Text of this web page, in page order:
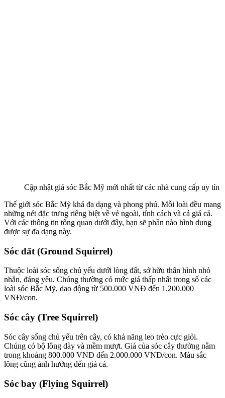
Cập nhật giá sóc Bắc Mỹ mới nhất từ các nhà cung cấp uy tín
Thế giới sóc Bắc Mỹ khá đa dạng và phong phú. Mỗi loài đều mang
những nét đặc trưng riêng biệt về vẻ ngoài, tính cách và cả giá cả.
Với các thông tin tổng quan dưới đây, bạn sẽ phần nào hình dung
được sự đa dạng này.
Sóc đất (Ground Squirrel)
Thuộc loài sóc sống chủ yếu dưới lòng đất, sở hữu thân hình nhỏ
nhắn, đáng yêu. Chúng thường có mức giá thấp nhất trong số các
loài sóc Bắc Mỹ, dao động từ 500.000 VNĐ đến 1.200.000
VNĐ/con.
Sóc cây (Tree Squirrel)
Sóc cây sống chủ yếu trên cây, có khả năng leo trèo cực giỏi.
Chúng có bộ lông dày và mềm mượt. Giá của sóc cây thường nằm
trong khoảng 800.000 VNĐ đến 2.000.000 VNĐ/con. Màu sắc
lông cũng ảnh hưởng đến giá cả.
Sóc bay (Flying Squirrel)